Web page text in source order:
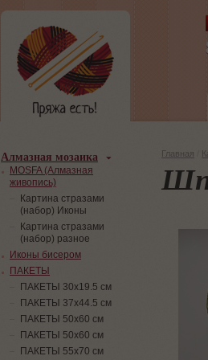
Главная
Алмазная мозаика
MOSFA (Алмазная
живопись)
Картина стразами
(набор) Иконы
Картина стразами
(набор) разное
Иконы бисером
ПАКЕТЫ
ПАКЕТЫ 30х19.5 см
ПАКЕТЫ 37х44.5 см
ПАКЕТЫ 50х60 см
ПАКЕТЫ 50х60 см
ПАКЕТЫ 55х70 см